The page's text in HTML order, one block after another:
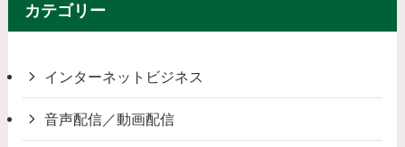
カテゴリー
インターネットビジネス
音声配信／動画配信